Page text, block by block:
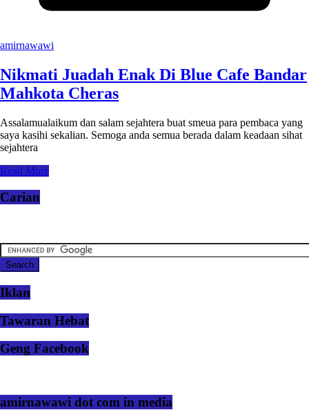
amirnawawi
Nikmati Juadah Enak Di Blue Cafe Bandar
Mahkota Cheras
Assalamualaikum dan salam sejahtera buat smeua para pembaca yang
saya kasihi sekalian. Semoga anda semua berada dalam keadaan sihat
sejahtera
Read More
Carian
Iklan
Tawaran Hebat
Geng Facebook
amirnawawi dot com in media